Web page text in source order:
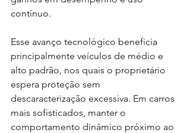
contínuo.
Esse avanço tecnológico beneficia
principalmente veículos de médio e
alto padrão, nos quais o proprietário
espera proteção sem
descaracterização excessiva. Em carros
mais sofisticados, manter o
comportamento dinâmico próximo ao